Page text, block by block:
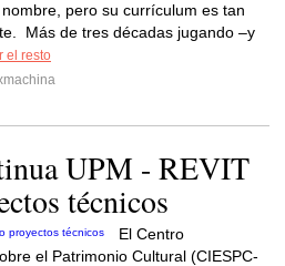
pero su currículum es tan
Más de tres décadas jugando –y
el resto
UPM - REVIT
técnicos
El Centro
el Patrimonio Cultural (CIESPC-